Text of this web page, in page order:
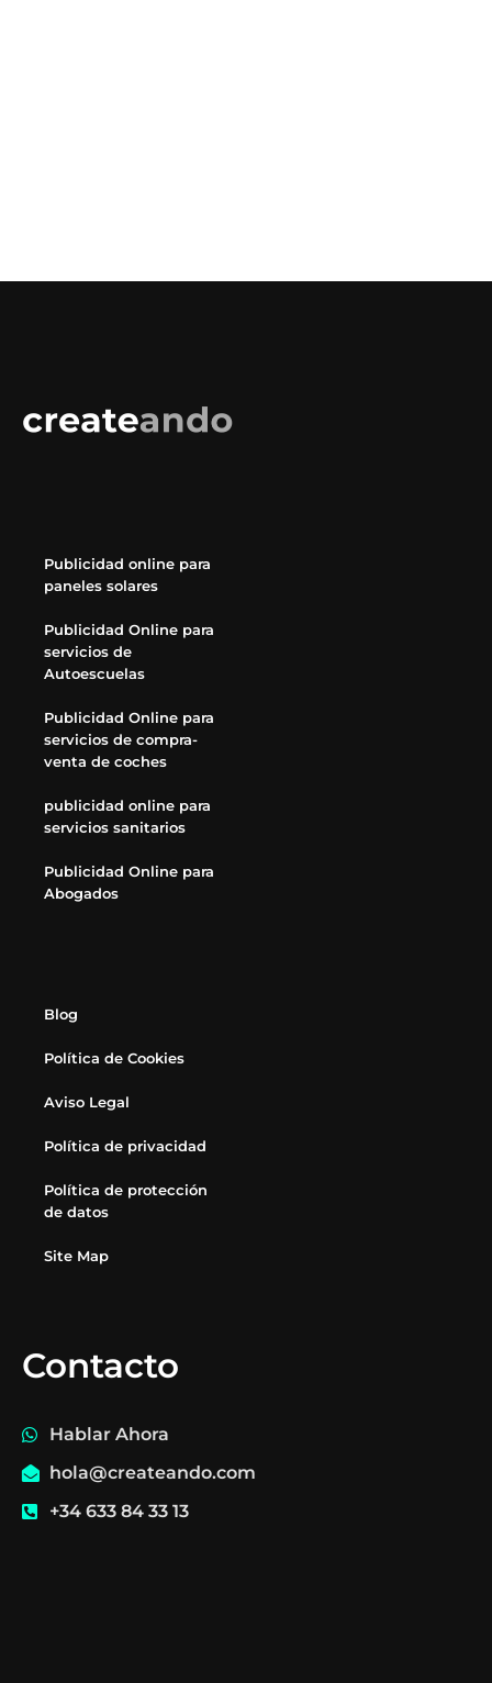
Publicidad online para
paneles solares
Publicidad Online para
servicios de
Autoescuelas
Publicidad Online para
servicios de compra-
venta de coches
publicidad online para
servicios sanitarios
Publicidad Online para
Abogados
Blog
Política de Cookies
Aviso Legal
Política de privacidad
Política de protección
de datos
Site Map
Contacto
Hablar Ahora
hola@createando.com
+34 633 84 33 13